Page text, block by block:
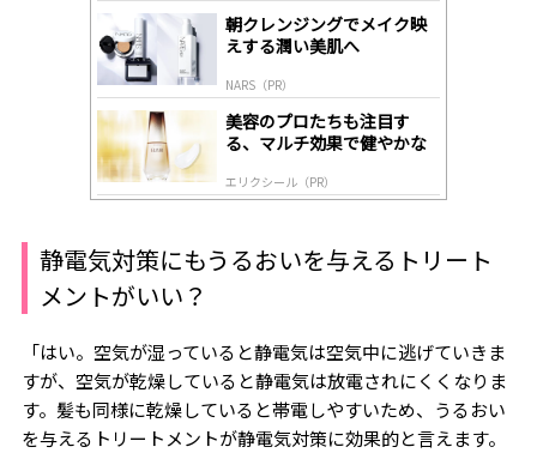
朝クレンジングでメイク映
えする潤い美肌へ
NARS（PR）
美容のプロたちも注目す
る、マルチ効果で健やかな
エリクシール（PR）
静電気対策にもうるおいを与えるトリート
メントがいい？
「はい。空気が湿っていると静電気は空気中に逃げていきま
すが、空気が乾燥していると静電気は放電されにくくなりま
す。髪も同様に乾燥していると帯電しやすいため、うるおい
を与えるトリートメントが静電気対策に効果的と言えます。